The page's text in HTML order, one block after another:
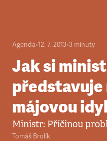
Agenda•12. 7. 2013•3 minuty
Jak si
představuje
májovou
Ministr: Příčinou
Tomáš Brolík